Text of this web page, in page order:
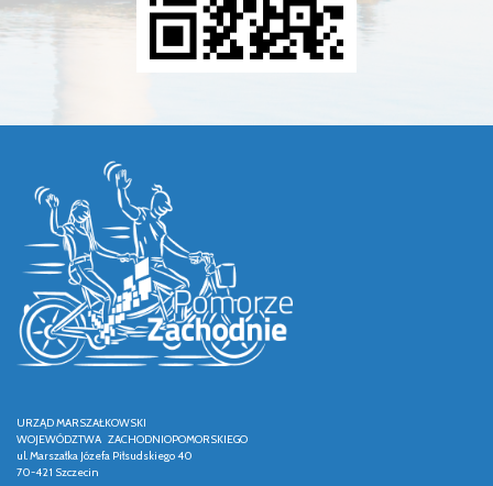
URZĄD MARSZAŁKOWSKI
WOJEWÓDZTWA ZACHODNIOPOMORSKIEGO
ul. Marszałka Józefa Piłsudskiego 40
70-421 Szczecin